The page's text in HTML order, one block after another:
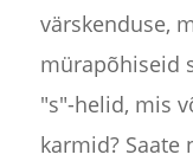
värskenduse,
mürapõhiseid
"s"-helid, mis
karmid? Saate